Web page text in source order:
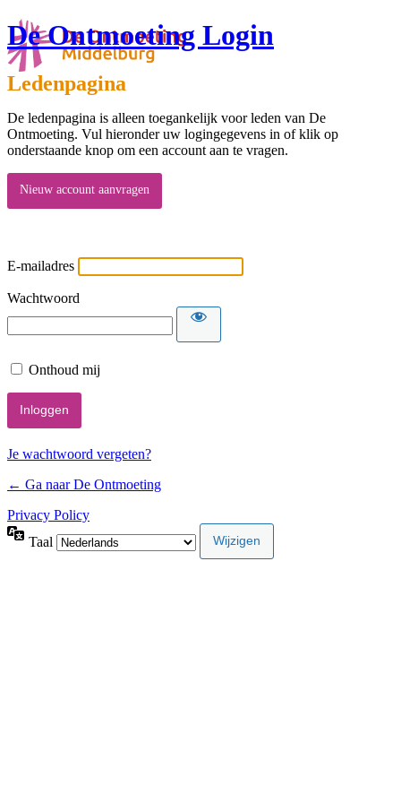
De Ontmoeting Login
Ledenpagina
De ledenpagina is alleen toegankelijk voor leden van De
Ontmoeting. Vul hieronder uw logingegevens in of klik op
onderstaande knop om een account aan te vragen.
Nieuw account aanvragen
E-mailadres
Wachtwoord
Onthoud mij
Je wachtwoord vergeten?
← Ga naar De Ontmoeting
Privacy Policy
Taal